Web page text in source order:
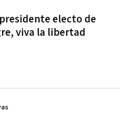
electo de
viva la libertad